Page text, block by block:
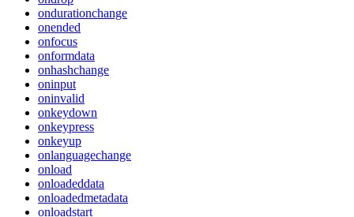
ondurationchange
onended
onfocus
onformdata
onhashchange
oninput
oninvalid
onkeydown
onkeypress
onkeyup
onlanguagechange
onload
onloadeddata
onloadedmetadata
onloadstart